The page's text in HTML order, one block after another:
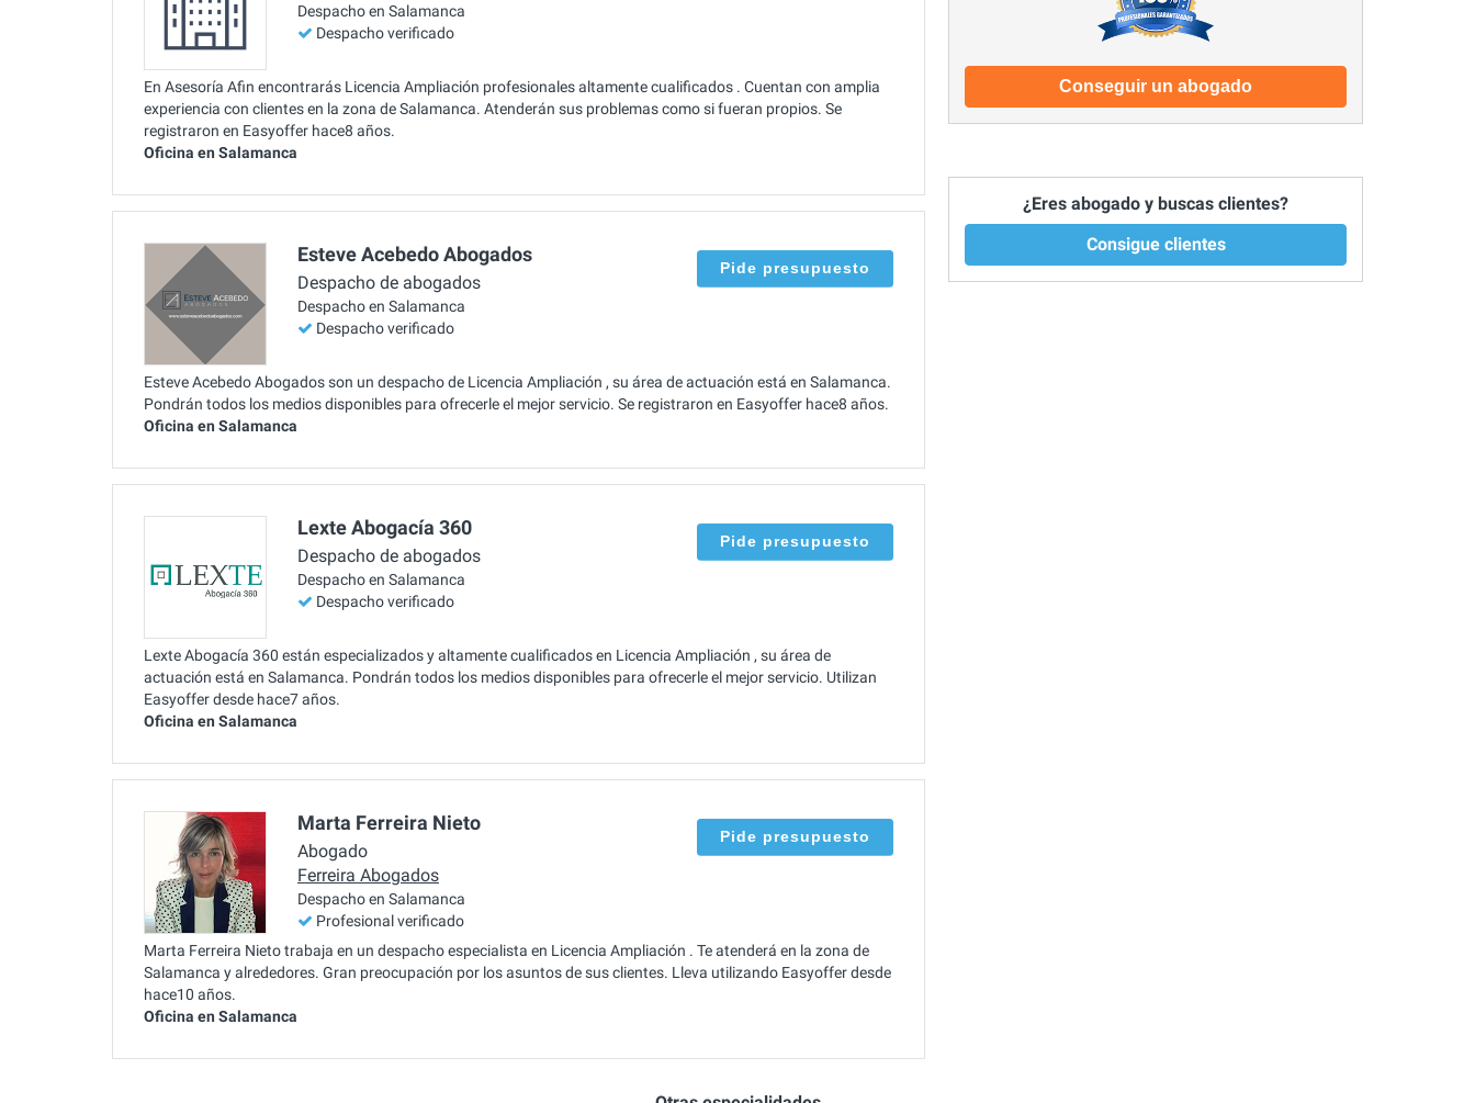
Despacho en Salamanca
Despacho verificado
En Asesoría Afin encontrarás Licencia Ampliación profesionales altamente cualificados . Cuentan con amplia
experiencia con clientes en la zona de Salamanca. Atenderán sus problemas como si fueran propios. Se
registraron en Easyoffer hace8 años.
Oficina en Salamanca
Esteve Acebedo Abogados
Despacho de abogados
Despacho en Salamanca
Despacho verificado
Pide presupuesto
Esteve Acebedo Abogados son un despacho de Licencia Ampliación , su área de actuación está en Salamanca.
Pondrán todos los medios disponibles para ofrecerle el mejor servicio. Se registraron en Easyoffer hace8 años.
Oficina en Salamanca
Lexte Abogacía 360
Despacho de abogados
Despacho en Salamanca
Despacho verificado
Pide presupuesto
Lexte Abogacía 360 están especializados y altamente cualificados en Licencia Ampliación , su área de
actuación está en Salamanca. Pondrán todos los medios disponibles para ofrecerle el mejor servicio. Utilizan
Easyoffer desde hace7 años.
Oficina en Salamanca
Marta Ferreira Nieto
Abogado
Ferreira Abogados
Despacho en Salamanca
Profesional verificado
Pide presupuesto
Marta Ferreira Nieto trabaja en un despacho especialista en Licencia Ampliación . Te atenderá en la zona de
Salamanca y alrededores. Gran preocupación por los asuntos de sus clientes. Lleva utilizando Easyoffer desde
hace10 años.
Oficina en Salamanca
Conseguir un abogado
¿Eres abogado y buscas clientes?
Consigue clientes